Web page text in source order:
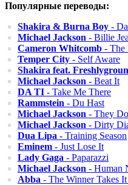
Популярные переводы:
Shakira & Burna Boy -
Michael Jackson - Billie
Cameron Whitcomb - The
Temper City - Self Aware
Shakira feat.
Michael Jackson - Beat It
DA TI - Take Me There
Rammstein - Du Hast
Michael Jackson - They
Michael Jackson - Dirty
Dua Lipa - Training Season
Eminem - Just Lose It
Lady Gaga - Paparazzi
Michael Jackson - Human
Abba - The Winner Takes